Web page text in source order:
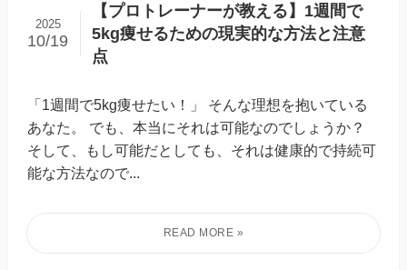
【プロトレーナーが教える】1週間で
5kg痩せるための現実的な方法と注意
点
2025
10/19
「1週間で5kg痩せたい！」 そんな理想を抱いている
あなた。 でも、本当にそれは可能なのでしょうか？
そして、もし可能だとしても、それは健康的で持続可
能な方法なので...